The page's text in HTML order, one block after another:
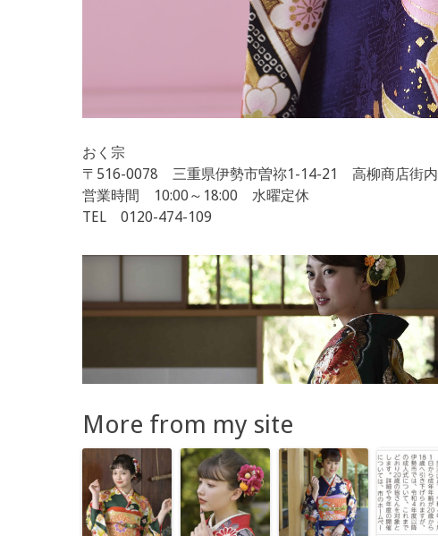
おく宗
〒516-0078 三重県伊勢市曽祢1-14-21 高柳商店街内
営業時間 10:00～18:00 水曜定休
TEL 0120-474-109
More from my site